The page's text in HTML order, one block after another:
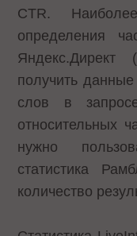
CTR.
определения
получить
слов в
относительных
нужно
статистика
количество